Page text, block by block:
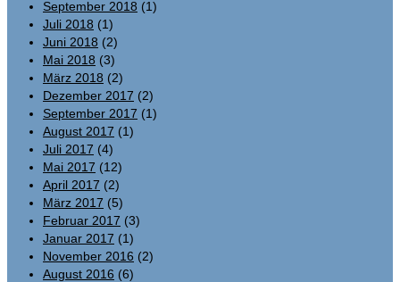
September 2018 (1)
Juli 2018 (1)
Juni 2018 (2)
Mai 2018 (3)
März 2018 (2)
Dezember 2017 (2)
September 2017 (1)
August 2017 (1)
Juli 2017 (4)
Mai 2017 (12)
April 2017 (2)
März 2017 (5)
Februar 2017 (3)
Januar 2017 (1)
November 2016 (2)
August 2016 (6)